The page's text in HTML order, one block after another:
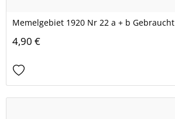
Memelgebiet 1920 Nr 22 a + b Gebraucht
4,90 €